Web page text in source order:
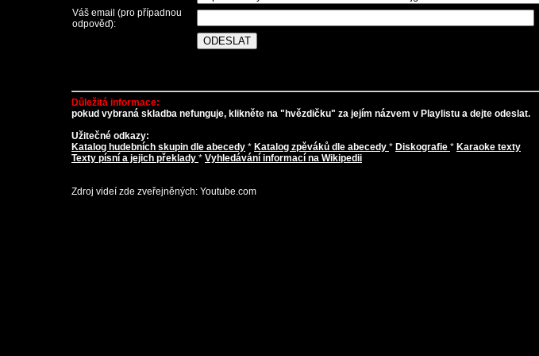
Váš email (pro případnou
odpověď):
Důležitá informace:
pokud vybraná skladba nefunguje, klikněte na "hvězdičku" za jejím názvem v Playlistu a dejte odeslat.
Užitečné odkazy:
Katalog hudebních skupin dle abecedy * Katalog zpěváků dle abecedy * Diskografie * Karaoke texty
Texty písní a jejich překlady * Vyhledávání informací na Wikipedii
Zdroj videí zde zveřejněných: Youtube.com